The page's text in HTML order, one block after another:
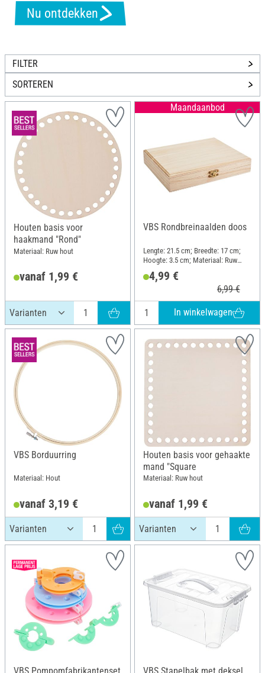
Nu ontdekken
FILTER
SORTEREN
Houten basis voor
haakmand "Rond"
Materiaal: Ruw hout
vanaf 1,99 €
Maandaanbod
VBS Rondbreinaalden doos
Lengte: 21.5 cm; Breedte: 17 cm;
Hoogte: 3.5 cm; Materiaal: Ruw
4,99 €
6,99 €
In winkelwagen
VBS Borduurring
Materiaal: Hout
vanaf 3,19 €
Houten basis voor gehaakte
mand "Square
Materiaal: Ruw hout
vanaf 1,99 €